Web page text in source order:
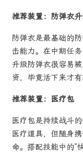
推荐装置：防弹衣
防弹衣是最基础的
击能力。在中期任
升级防弹衣很容易
资，毕竟活下来才有
推荐装置：医疗包
医疗包是持续战斗
医疗道具，但随身
命。搭配技能中的“